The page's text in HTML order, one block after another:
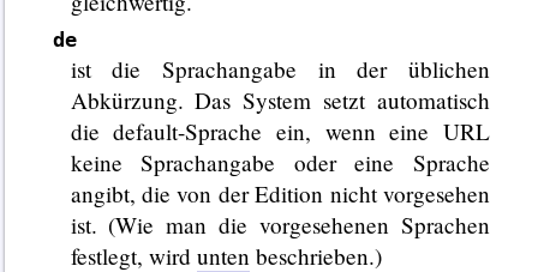
de
ist die Sprachangabe in der üblichen
Abkürzung. Das System setzt automatisch
die default-Sprache ein, wenn eine URL
keine Sprachangabe oder eine Sprache
angibt, die von der Edition nicht vorgesehen
ist. (Wie man die vorgesehenen Sprachen
festlegt, wird unten beschrieben.)